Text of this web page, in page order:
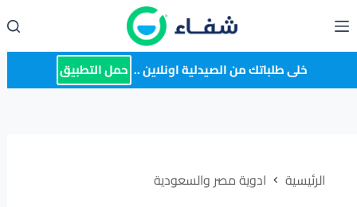
إلى
المحتوى خلى طلباتك من الصيدلية اونلاين .. حمل التطبيق
الرئيسية ادوية مصر والسعودية